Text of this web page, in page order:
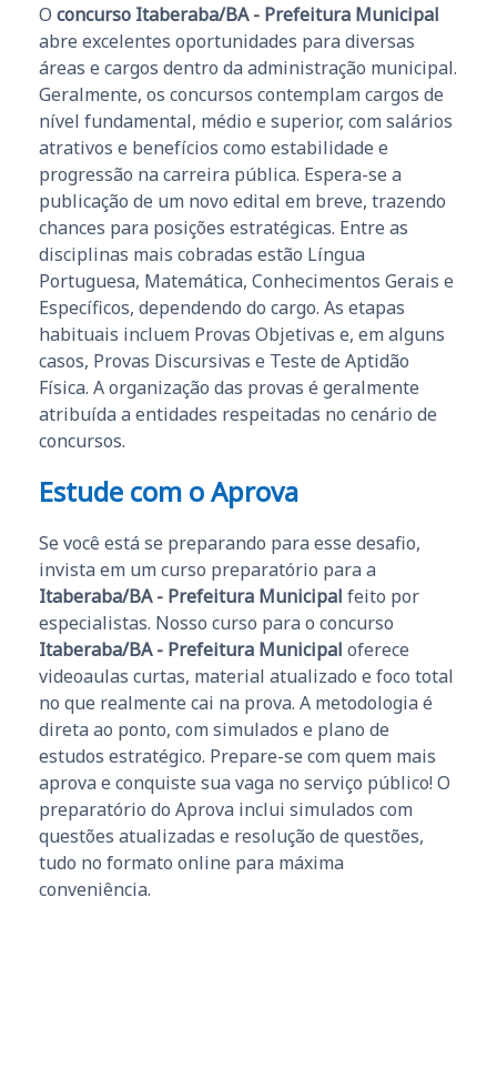
O concurso Itaberaba/BA - Prefeitura Municipal
abre excelentes oportunidades para diversas
áreas e cargos dentro da administração municipal.
Geralmente, os concursos contemplam cargos de
nível fundamental, médio e superior, com salários
atrativos e benefícios como estabilidade e
progressão na carreira pública. Espera-se a
publicação de um novo edital em breve, trazendo
chances para posições estratégicas. Entre as
disciplinas mais cobradas estão Língua
Portuguesa, Matemática, Conhecimentos Gerais e
Específicos, dependendo do cargo. As etapas
habituais incluem Provas Objetivas e, em alguns
casos, Provas Discursivas e Teste de Aptidão
Física. A organização das provas é geralmente
atribuída a entidades respeitadas no cenário de
concursos.
Estude com o Aprova
Se você está se preparando para esse desafio,
invista em um curso preparatório para a
Itaberaba/BA - Prefeitura Municipal feito por
especialistas. Nosso curso para o concurso
Itaberaba/BA - Prefeitura Municipal oferece
videoaulas curtas, material atualizado e foco total
no que realmente cai na prova. A metodologia é
direta ao ponto, com simulados e plano de
estudos estratégico. Prepare-se com quem mais
aprova e conquiste sua vaga no serviço público! O
preparatório do Aprova inclui simulados com
questões atualizadas e resolução de questões,
tudo no formato online para máxima
conveniência.